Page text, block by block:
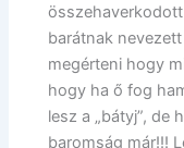
barátnak
megérteni hogy
hogy ha ő fog
lesz a „bátyj”, de
baromság már!!!